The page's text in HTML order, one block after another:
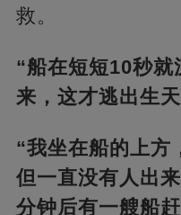
救。
“船在短短10秒就
来，这才逃出生
“我坐在船的上方
但一直没有人出
分钟后有一艘船